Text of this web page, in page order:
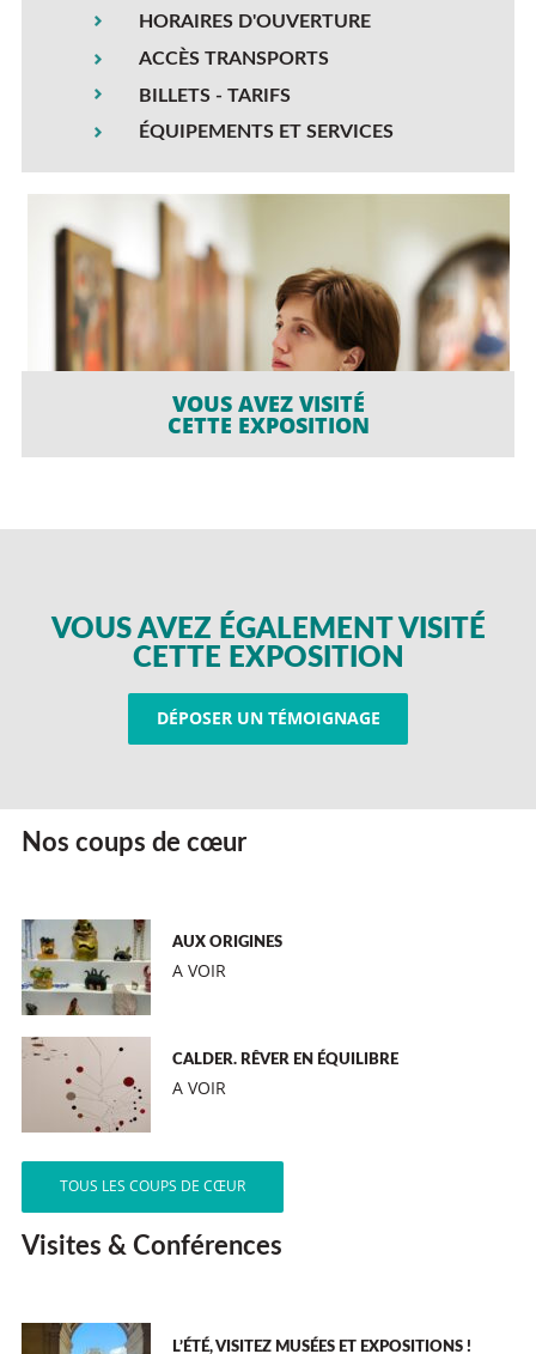
HORAIRES D'OUVERTURE
ACCÈS TRANSPORTS
BILLETS - TARIFS
ÉQUIPEMENTS ET SERVICES
VOUS AVEZ VISITÉ
CETTE EXPOSITION
VOUS AVEZ ÉGALEMENT VISITÉ
CETTE EXPOSITION
DÉPOSER UN TÉMOIGNAGE
Nos coups de cœur
AUX ORIGINES
A VOIR
CALDER. RÊVER EN ÉQUILIBRE
A VOIR
TOUS LES COUPS DE CŒUR
Visites & Conférences
L’ÉTÉ, VISITEZ MUSÉES ET EXPOSITIONS !